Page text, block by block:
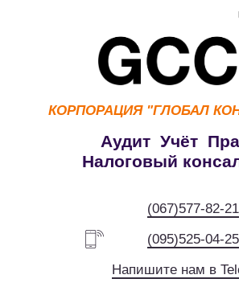
КОРПОРАЦИЯ "ГЛОБАЛ
Аудит Учёт
Налоговый
(067)577-82-21
(095)525-04-25
Напишите нам в